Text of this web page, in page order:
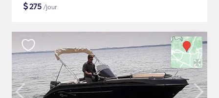
$275 /jour